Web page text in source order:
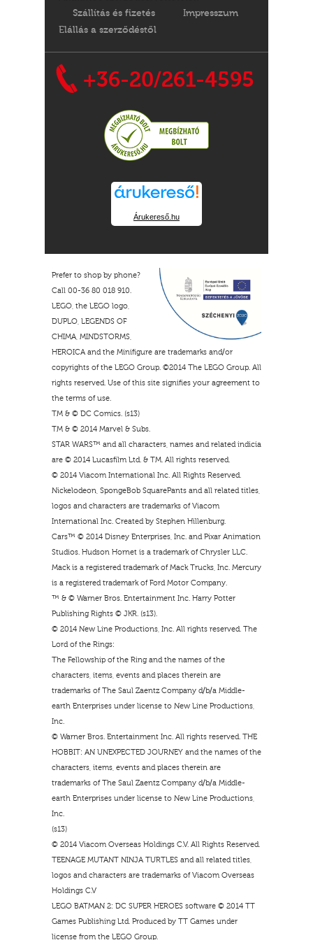
Szállítás és fizetés
Impresszum
Elállás a szerződéstől
+36-20/261-4595
Árukereső.hu
Prefer to shop by phone?
Call 00-36 80 018 910.
LEGO, the LEGO logo,
DUPLO, LEGENDS OF
CHIMA, MINDSTORMS,
HEROICA and the Minifigure are trademarks and/or
copyrights of the LEGO Group. ©2014 The LEGO Group. All
rights reserved. Use of this site signifies your agreement to
the terms of use.
TM & © DC Comics. (s13)
TM & © 2014 Marvel & Subs.
STAR WARS™ and all characters, names and related indicia
are © 2014 Lucasfilm Ltd. & TM. All rights reserved.
© 2014 Viacom International Inc. All Rights Reserved.
Nickelodeon, SpongeBob SquarePants and all related titles,
logos and characters are trademarks of Viacom
International Inc. Created by Stephen Hillenburg.
Cars™ © 2014 Disney Enterprises, Inc. and Pixar Animation
Studios. Hudson Hornet is a trademark of Chrysler LLC.
Mack is a registered trademark of Mack Trucks, Inc. Mercury
is a registered trademark of Ford Motor Company.
™ & © Warner Bros. Entertainment Inc. Harry Potter
Publishing Rights © JKR. (s13).
© 2014 New Line Productions, Inc. All rights reserved. The
Lord of the Rings:
The Fellowship of the Ring and the names of the
characters, items, events and places therein are
trademarks of The Saul Zaentz Company d/b/a Middle-
earth Enterprises under license to New Line Productions,
Inc.
© Warner Bros. Entertainment Inc. All rights reserved. THE
HOBBIT: AN UNEXPECTED JOURNEY and the names of the
characters, items, events and places therein are
trademarks of The Saul Zaentz Company d/b/a Middle-
earth Enterprises under license to New Line Productions,
Inc.
(s13)
© 2014 Viacom Overseas Holdings C.V. All Rights Reserved.
TEENAGE MUTANT NINJA TURTLES and all related titles,
logos and characters are trademarks of Viacom Overseas
Holdings C.V
LEGO BATMAN 2: DC SUPER HEROES software © 2014 TT
Games Publishing Ltd. Produced by TT Games under
license from the LEGO Group.